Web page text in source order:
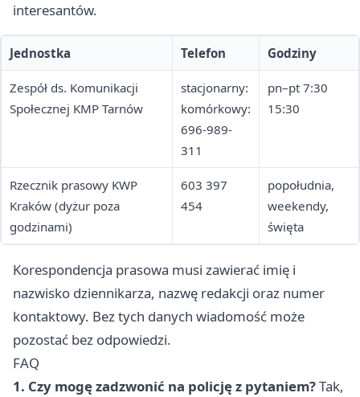
interesantów.
Jednostka Telefon Godziny
Zespół ds. Komunikacji
Społecznej KMP Tarnów
stacjonarny:
komórkowy:
696-989-
311
pn–pt 7:30
15:30
Rzecznik prasowy KWP
Kraków (dyżur poza
godzinami)
603 397
454
popołudnia,
weekendy,
święta
Korespondencja prasowa musi zawierać imię i
nazwisko dziennikarza, nazwę redakcji oraz numer
kontaktowy. Bez tych danych wiadomość może
pozostać bez odpowiedzi.
FAQ
1. Czy mogę zadzwonić na policję z pytaniem?Tak,